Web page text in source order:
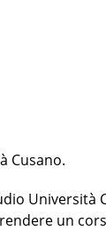
Cusano.
Università
un